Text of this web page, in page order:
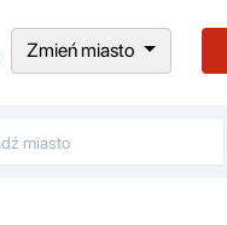
Zmień miasto